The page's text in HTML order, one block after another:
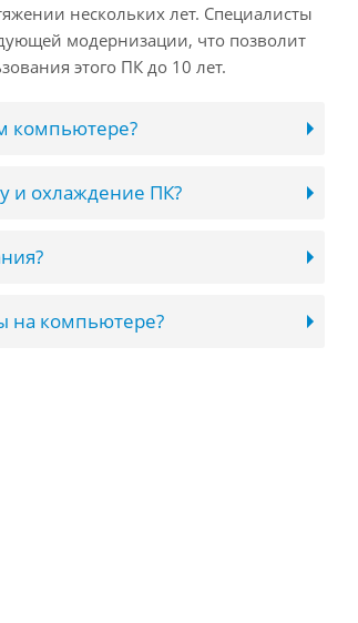
нескольких лет. Специалисты
модернизации, что позволит
этого ПК до 10 лет.
компьютере?
и охлаждение ПК?
на компьютере?